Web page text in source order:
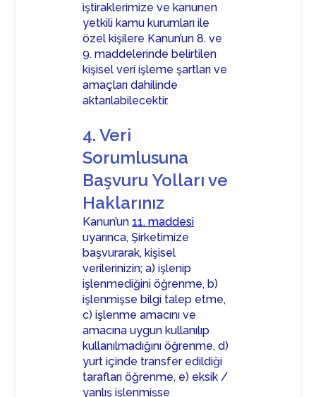
iştiraklerimize ve kanunen
yetkili kamu kurumları ile
özel kişilere Kanun’un 8. ve
9. maddelerinde belirtilen
kişisel veri işleme şartları ve
amaçları dahilinde
aktarılabilecektir.
4. Veri
Sorumlusuna
Başvuru Yolları ve
Haklarınız
Kanun’un 11. maddesi
uyarınca, Şirketimize
başvurarak, kişisel
verilerinizin; a) işlenip
işlenmediğini öğrenme, b)
işlenmişse bilgi talep etme,
c) işlenme amacını ve
amacına uygun kullanılıp
kullanılmadığını öğrenme, d)
yurt içinde transfer edildiği
tarafları öğrenme, e) eksik /
yanlış işlenmişse